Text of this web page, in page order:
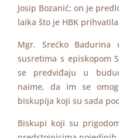
Josip Bozanić; on je
laika što je HBK
Mgr. Srećko
susretima s episkopom
se predviđaju u
naime, da im se
biskupija koji su sada
Biskupi koji su